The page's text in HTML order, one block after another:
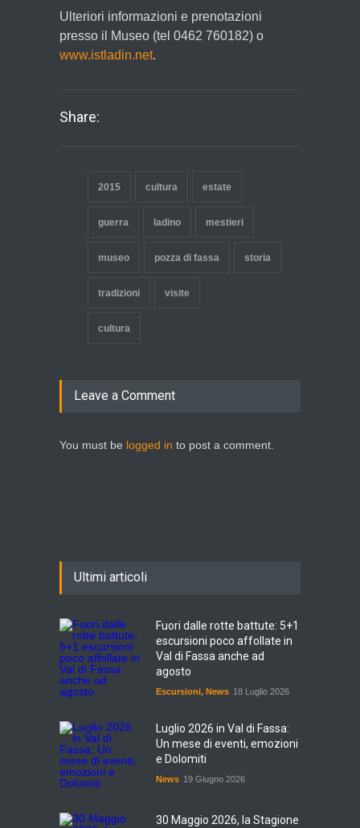
Ulteriori informazioni e prenotazioni
presso il Museo (tel 0462 760182) o
www.istladin.net.
Share:
2015 cultura estate
guerra ladino mestieri
museo pozza di fassa storia
tradizioni visite
cultura
Leave a Comment
You must be logged in to post a comment.
Ultimi articoli
Fuori dalle rotte battute: 5+1
escursioni poco affollate in
Val di Fassa anche ad
agosto
Escursioni, News 18 Luglio 2026
Luglio 2026 in Val di Fassa:
Un mese di eventi, emozioni
e Dolomiti
News 19 Giugno 2026
30 Maggio 2026, la Stagione